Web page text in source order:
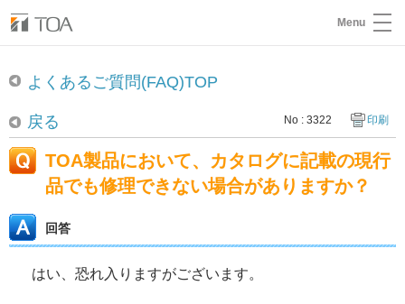
Menu
よくあるご質問(FAQ)TOP
戻る No : 3322 印刷
TOA製品において、カタログに記載の現行
品でも修理できない場合がありますか？
回答
はい、恐れ入りますがございます。